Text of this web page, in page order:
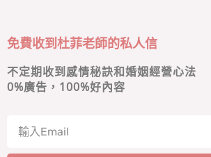
免費收到杜菲老師的私人信
不定期收到感情秘訣和婚姻經營心法
0%廣告，100%好內容